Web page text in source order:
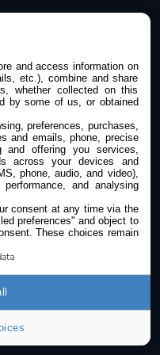
Antibruit Pour
- Kit de
Séries 600
5 Haut-Parleur
SIM 128 Go
Tiers)
Tiers)
à télécharger)
and access information on
etc.), combine and share
whether collected on this
by some of us, or obtained
preferences, purchases,
and emails, phone, precise
and offering you services,
across your devices and
phone, audio, and video),
and analysing
consent at any time via the
preferences" and object to
These choices remain